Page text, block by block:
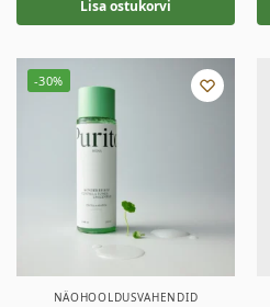
Lisa ostukorvi
-30%
NÄOHOOLDUSVAHENDID